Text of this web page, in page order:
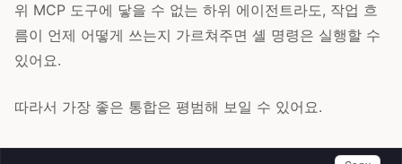
위 MCP 도구에 닿을 수 없는 하위 에이전트라도, 작업 흐
름이 언제 어떻게 쓰는지 가르쳐주면 셸 명령은 실행할 수
있어요.
따라서 가장 좋은 통합은 평범해 보일 수 있어요.